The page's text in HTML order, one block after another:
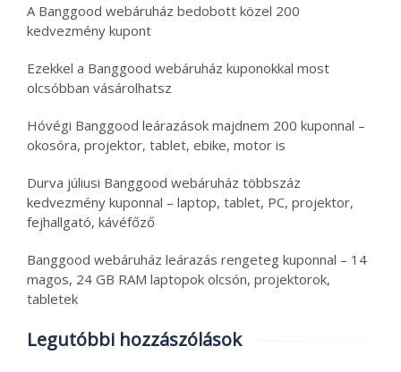
A Banggood webáruház bedobott közel 200
kedvezmény kupont
Ezekkel a Banggood webáruház kuponokkal most
olcsóbban vásárolhatsz
Hóvégi Banggood leárazások majdnem 200 kuponnal –
okosóra, projektor, tablet, ebike, motor is
Durva júliusi Banggood webáruház többszáz
kedvezmény kuponnal – laptop, tablet, PC, projektor,
fejhallgató, kávéfőző
Banggood webáruház leárazás rengeteg kuponnal – 14
magos, 24 GB RAM laptopok olcsón, projektorok,
tabletek
Legutóbbi hozzászólások